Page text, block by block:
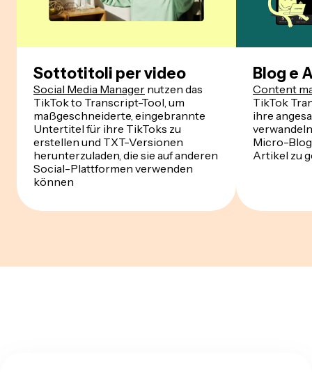
Sottotitoli per video
Social Media Manager nutzen das
TikTok to Transcript-Tool, um
maßgeschneiderte, eingebrannte
Untertitel für ihre TikToks zu
erstellen und TXT-Versionen
herunterzuladen, die sie auf anderen
Social-Plattformen verwenden
können
Blog e
Content
TikTok
ihre
Micro-
Artikel zu